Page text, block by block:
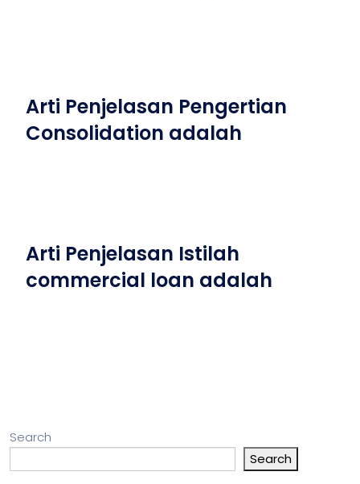
Arti Penjelasan Pengertian
Consolidation adalah
Arti Penjelasan Istilah
commercial loan adalah
Search
Search